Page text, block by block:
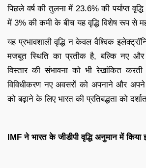
पिछले वर्ष की तुलना में 23.6% की पर्याप्त
में 3% की कमी के बीच यह वृद्धि विशेष रूप से
यह प्रभावशाली वृद्धि न केवल वैश्विक
मजबूत स्थिति का प्रतीक है, बल्कि नए और
विस्तार की संभावना को भी रेखांकित
विविधीकरण नए अवसरों को अपनाने और अपने
को बढ़ाने के लिए भारत की प्रतिबद्धता को
IMF ने भारत के जीडीपी वृद्धि अनुमान में किया